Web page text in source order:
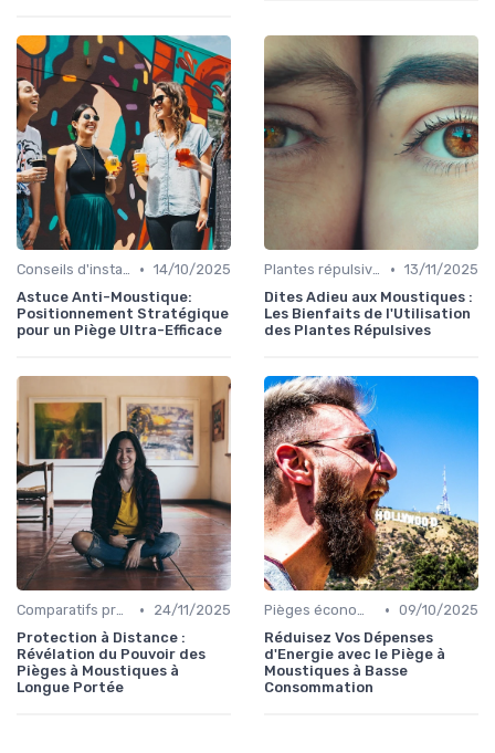
Conseils d'installation • 14/10/2025
Astuce Anti-Moustique:
Positionnement Stratégique
pour un Piège Ultra-Efficace
Plantes répulsives • 13/11/2025
Dites Adieu aux Moustiques :
Les Bienfaits de l'Utilisation
des Plantes Répulsives
Comparatifs produits •
24/11/2025
Protection à Distance :
Révélation du Pouvoir des
Pièges à Moustiques à
Longue Portée
Pièges économiques • 09/10/2025
Réduisez Vos Dépenses
d'Energie avec le Piège à
Moustiques à Basse
Consommation